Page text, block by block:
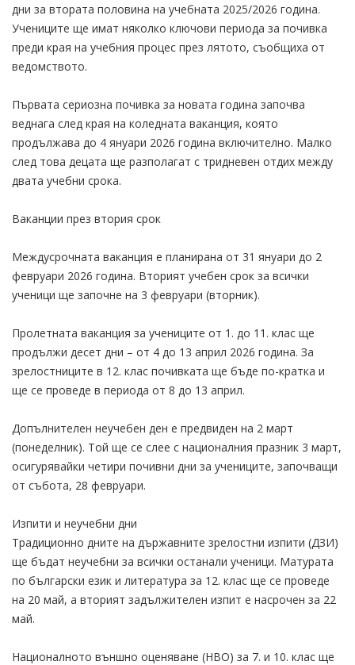
дни за втората половина на учебната 2025/2026 година.
Учениците ще имат няколко ключови периода за почивка
преди края на учебния процес през лятото, съобщиха от
ведомството.
Първата сериозна почивка за новата година започва
веднага след края на коледната ваканция, която
продължава до 4 януари 2026 година включително. Малко
след това децата ще разполагат с тридневен отдих между
двата учебни срока.
Ваканции през втория срок
Междусрочната ваканция е планирана от 31 януари до 2
февруари 2026 година. Вторият учебен срок за всички
ученици ще започне на 3 февруари (вторник).
Пролетната ваканция за учениците от 1. до 11. клас ще
продължи десет дни – от 4 до 13 април 2026 година. За
зрелостниците в 12. клас почивката ще бъде по-кратка и
ще се проведе в периода от 8 до 13 април.
Допълнителен неучебен ден е предвиден на 2 март
(понеделник). Той ще се слее с националния празник 3 март,
осигурявайки четири почивни дни за учениците, започващи
от събота, 28 февруари.
Изпити и неучебни дни
Традиционно дните на държавните зрелостни изпити (ДЗИ)
ще бъдат неучебни за всички останали ученици. Матурата
по български език и литература за 12. клас ще се проведе
на 20 май, а вторият задължителен изпит е насрочен за 22
май.
Националното външно оценяване (НВО) за 7. и 10. клас ще